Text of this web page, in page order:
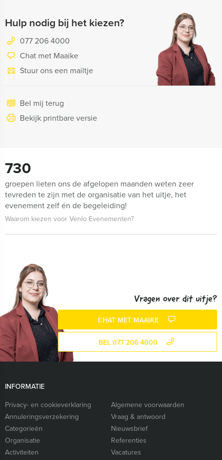
Hulp nodig bij het kiezen?
077 206 4000
Chat met Maaike
Stuur ons een mailtje
Bel mij terug
Bekijk printbare versie
730
groepen lieten ons de afgelopen maanden weten zeer
tevreden te zijn met de organisatie van het uitje, het
evenement zelf én de begeleiding!
Waarom kiezen voor Venlo Evenementen?
Vragen over dit uitje?
CHAT MET MAAIKE
BEL 077 206 4000
INFORMATIE
Privacy- en cookieverklaring
Algemene voorwaarden
Annuleringsverzekering
Vraag & antwoord
Categorieën
Nieuwsbrief
Organisatie
Referenties
Activiteiten
Vacatures